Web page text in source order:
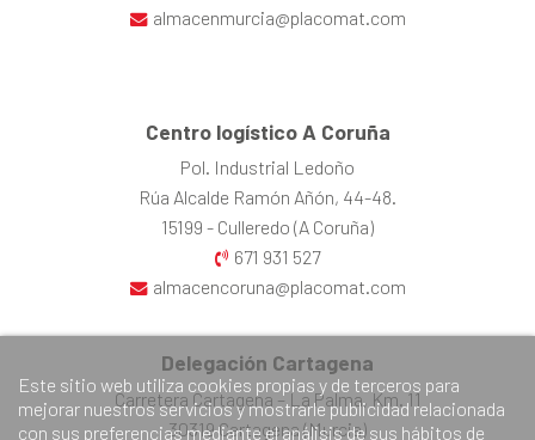
Este sitio web utiliza cookies propias y de terceros para
mejorar nuestros servicios y mostrarle publicidad relacionada
con sus preferencias mediante el análisis de sus hábitos de
almacenmurcia@placomat.com
Centro logístico A Coruña
Pol. Industrial Ledoño
Rúa Alcalde Ramón Añón, 44-48.
15199 - Culleredo (A Coruña)
671 931 527
almacencoruna@placomat.com
Delegación Cartagena
Carretera Cartagena – La Palma, Km. 11
30319 Cartagena (Murcia)